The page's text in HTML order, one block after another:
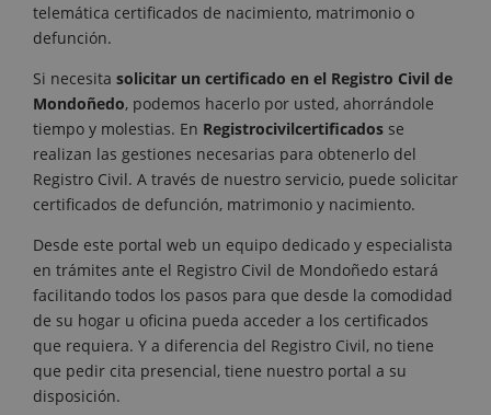
telemática certificados de nacimiento, matrimonio o
defunción.
Si necesita solicitar un certificado en el Registro Civil de
Mondoñedo, podemos hacerlo por usted, ahorrándole
tiempo y molestias. En Registrocivilcertificados se
realizan las gestiones necesarias para obtenerlo del
Registro Civil. A través de nuestro servicio, puede solicitar
certificados de defunción, matrimonio y nacimiento.
Desde este portal web un equipo dedicado y especialista
en trámites ante el Registro Civil de Mondoñedo estará
facilitando todos los pasos para que desde la comodidad
de su hogar u oficina pueda acceder a los certificados
que requiera. Y a diferencia del Registro Civil, no tiene
que pedir cita presencial, tiene nuestro portal a su
disposición.